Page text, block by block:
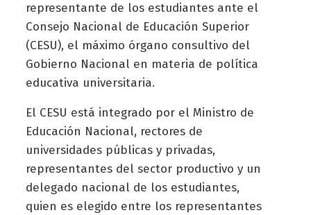
representante de los estudiantes ante el
Consejo Nacional de Educación Superior
(CESU), el máximo órgano consultivo del
Gobierno Nacional en materia de política
educativa universitaria.
El CESU está integrado por el Ministro de
Educación Nacional, rectores de
universidades públicas y privadas,
representantes del sector productivo y un
delegado nacional de los estudiantes,
quien es elegido entre los representantes